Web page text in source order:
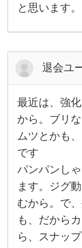
こ
デ
い
。
爪
が
割
れ
る
ほ
、
硬
い
で
す
。
だ
と思います。
退会ユ
最
近
は
、
強
化
さ
れ
た
線
系
の
太
い
ス
最近は、強
から。ブリ
ムツとかも
です
パンパンし
ます。ジグ
むから。で
も、だから
ら、スナッ